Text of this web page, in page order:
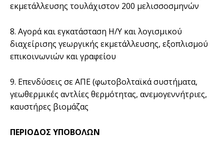
εκμετάλλευσης τουλάχιστον 200 μελισσοσμηνών
8. Αγορά και εγκατάσταση Η/Υ και λογισμικού
διαχείρισης γεωργικής εκμετάλλευσης, εξοπλισμού
επικοινωνιών και γραφείου
9. Επενδύσεις σε ΑΠΕ (φωτοβολταϊκά συστήματα,
γεωθερμικές αντλίες θερμότητας, ανεμογεννήτριες,
καυστήρες βιομάζας
ΠΕΡΙΟΔΟΣ ΥΠΟΒΟΛΩΝ